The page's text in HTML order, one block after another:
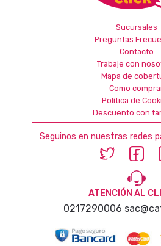
Sucursales
Preguntas
Contacto
Trabaje con
Mapa de
Como
Política de
Descuento con
Seguinos en nuestras redes
ATENCIÓN AL
0217290006